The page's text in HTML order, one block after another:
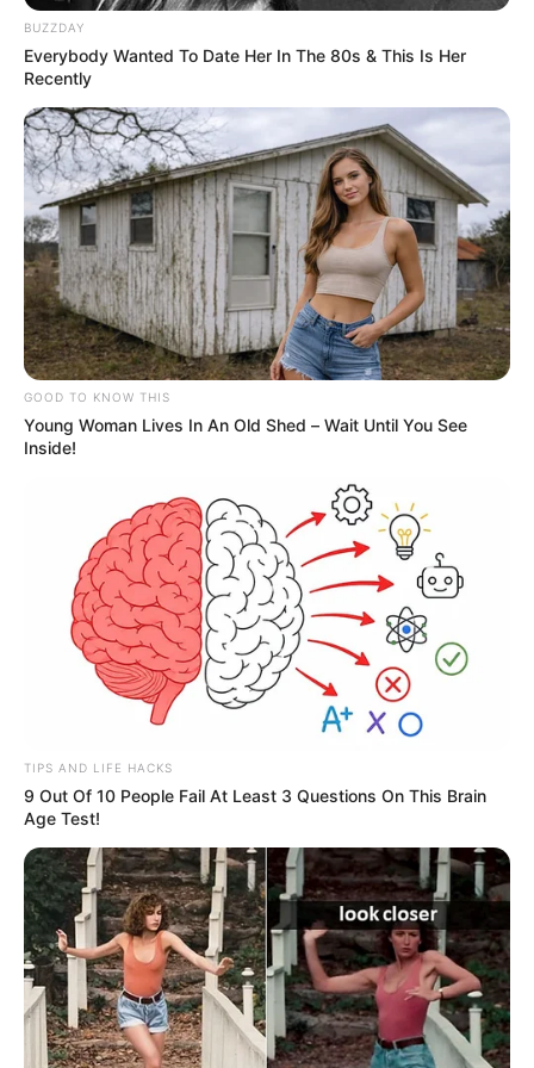
material inflamable en zonas de cobertura vegetal”, dijo
De interés:Estrenaron skatepark en Cundinamarca: hasta
el Rey se animó a rodar
El mandatario también agradeció el esfuerzo de quienes
han participado en las labores de control: “Reconocemos
la labor de los bomberos de los diferentes municipios, los
consejos municipales de gestión del riesgo y la
comunidad que ha apoyado la atención de estas
emergencias”.
COMPARTIR
TEMAS RELACIONADOS
INCENDIOS FORESTALES
CUNDINAMARCA
JORGE REY
MANTÉNGASE EN ALERTA
Tenemos todas las noticias que le
interesan. Para estar bien informado, por
ACTIVAR AHORA
TEMAS DESTACADOS
BUZZDAY
Everybody Wanted To Date Her In The 80s & This Is Her
Recently
GOOD TO KNOW THIS
Young Woman Lives In An Old Shed – Wait Until You See
Inside!
TIPS AND LIFE HACKS
9 Out Of 10 People Fail At Least 3 Questions On This Brain
Age Test!